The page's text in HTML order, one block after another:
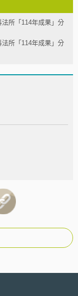
法所「114年成果」分
法所「114年成果」分